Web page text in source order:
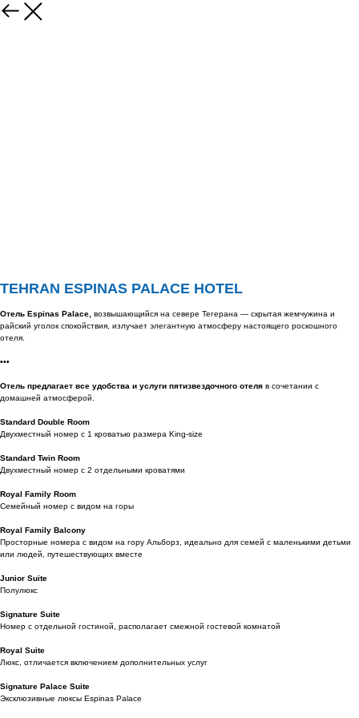
TEHRAN ESPINAS PALACE HOTEL
Отель Espinas Palace, возвышающийся на севере Тегерана — скрытая жемчужина и
райский уголок спокойствия, излучает элегантную атмосферу настоящего роскошного
отеля.
•••
Отель предлагает все удобства и услуги пятизвездочного отеля в сочетании с
домашней атмосферой.
Standard Double Room
Двухместный номер с 1 кроватью размера King-size
Standard Twin Room
Двухместный номер с 2 отдельными кроватями
Royal Family Room
Семейный номер с видом на горы
Royal Family Balcony
Просторные номера с видом на гору Альборз, идеально для семей с маленькими детьми
или людей, путешествующих вместе
Junior Suite
Полулюкс
Signature Suite
Номер с отдельной гостиной, располагает смежной гостевой комнатой
Royal Suite
Люкс, отличается включением дополнительных услуг
Signature Palace Suite
Эксклюзивные люксы Espinas Palace